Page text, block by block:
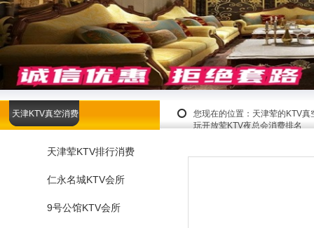
您现在的位置： 天津荤的KTV真
玩开放荤KTV夜总会消费排名
天津KTV真空消费
天津荤KTV排行消费
仁永名城KTV会所
9号公馆KTV会所